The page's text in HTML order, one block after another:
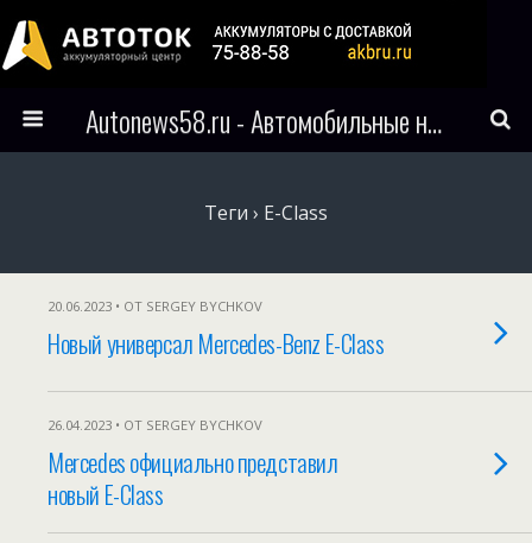
Autonews58.ru - Автомобильные новости Пензы и всего мира
Теги › E-Class
20.06.2023 • ОТ SERGEY BYCHKOV
Новый универсал Mercedes-Benz E-Class
26.04.2023 • ОТ SERGEY BYCHKOV
Mercedes официально представил
новый E-Class